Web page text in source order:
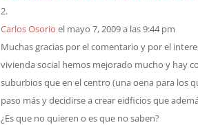
Carlos Osorio el mayo 7, 2009 a las 9:44 pm
Muchas gracias por el comentario y por el
vivienda social hemos mejorado mucho y hay
suburbios que en el centro (una oena para los
paso más y decidirse a crear eidficios que
¿Es que no quieren o es que no saben?